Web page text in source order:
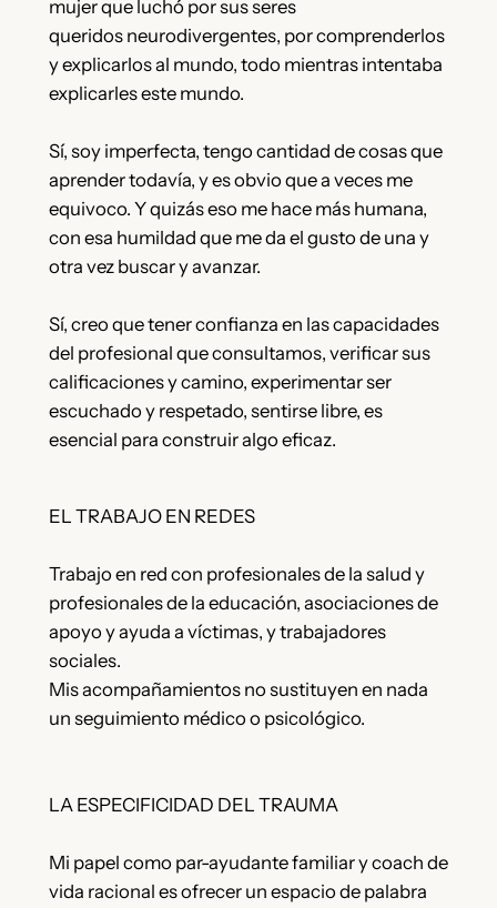
mujer que luchó por sus seres
queridos neurodivergentes, por comprenderlos
y explicarlos al mundo, todo mientras intentaba
explicarles este mundo.
Sí, soy imperfecta, tengo cantidad de cosas que
aprender todavía, y es obvio que a veces me
equivoco. Y quizás eso me hace más humana,
con esa humildad que me da el gusto de una y
otra vez buscar y avanzar.
Sí, creo que tener confianza en las capacidades
del profesional que consultamos, verificar sus
calificaciones y camino, experimentar ser
escuchado y respetado, sentirse libre, es
esencial para construir algo eficaz.
EL TRABAJO EN REDES
Trabajo en red con profesionales de la salud y
profesionales de la educación, asociaciones de
apoyo y ayuda a víctimas, y trabajadores
sociales.
Mis acompañamientos no sustituyen en nada
un seguimiento médico o psicológico.
LA ESPECIFICIDAD DEL TRAUMA
Mi papel como par-ayudante familiar y coach de
vida racional es ofrecer un espacio de palabra